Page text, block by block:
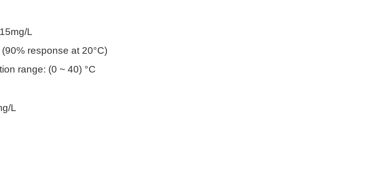
L
response at 20°C)
range: (0 ~ 40) °C
L